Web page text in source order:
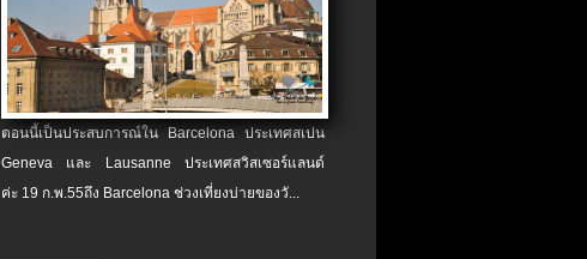
ตอนนี้เป็นประสบการณ์ใน Barcelona ประเทศสเปน
Geneva และ Lausanne ประเทศสวิสเซอร์แลนด์
ค่ะ 19 ก.พ.​55ถึง Barcelona ช่วงเที่ยงบ่ายของวั...